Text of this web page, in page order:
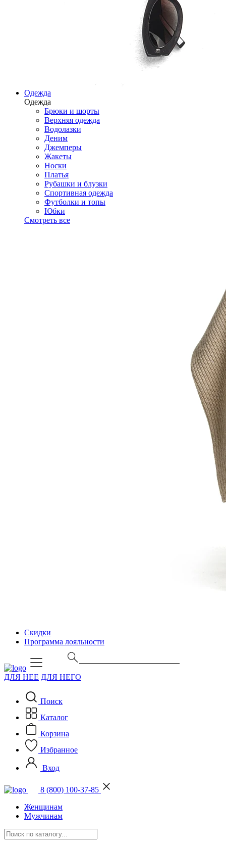
Одежда
Одежда
Брюки и шорты
Верхняя одежда
Водолазки
Деним
Джемперы
Жакеты
Носки
Платья
Рубашки и блузки
Спортивная одежда
Футболки и топы
Юбки
Смотреть все
Скидки
Программа лояльности
ДЛЯ НЕЕ ДЛЯ НЕГО
Поиск
Каталог
Корзина
Избранное
Вход
8 (800) 100-37-85
Женщинам
Мужчинам